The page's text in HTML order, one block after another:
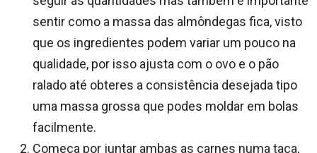
sentir como a massa das almôndegas fica, visto
que os ingredientes podem variar um pouco na
qualidade, por isso ajusta com o ovo e o pão
ralado até obteres a consistência desejada tipo
uma massa grossa que podes moldar em bolas
facilmente.
Começa por juntar ambas as carnes numa taça,